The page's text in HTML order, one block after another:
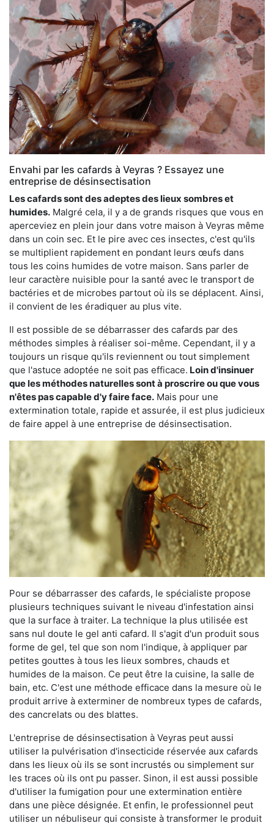
Envahi par les cafards à Veyras ? Essayez une
entreprise de désinsectisation
Les cafards sont des adeptes des lieux sombres et
humides. Malgré cela, il y a de grands risques que vous en
aperceviez en plein jour dans votre maison à Veyras même
dans un coin sec. Et le pire avec ces insectes, c'est qu'ils
se multiplient rapidement en pondant leurs œufs dans
tous les coins humides de votre maison. Sans parler de
leur caractère nuisible pour la santé avec le transport de
bactéries et de microbes partout où ils se déplacent. Ainsi,
il convient de les éradiquer au plus vite.
Il est possible de se débarrasser des cafards par des
méthodes simples à réaliser soi-même. Cependant, il y a
toujours un risque qu'ils reviennent ou tout simplement
que l'astuce adoptée ne soit pas efficace. Loin d'insinuer
que les méthodes naturelles sont à proscrire ou que vous
n'êtes pas capable d'y faire face. Mais pour une
extermination totale, rapide et assurée, il est plus judicieux
de faire appel à une entreprise de désinsectisation.
Pour se débarrasser des cafards, le spécialiste propose
plusieurs techniques suivant le niveau d'infestation ainsi
que la surface à traiter. La technique la plus utilisée est
sans nul doute le gel anti cafard. Il s'agit d'un produit sous
forme de gel, tel que son nom l'indique, à appliquer par
petites gouttes à tous les lieux sombres, chauds et
humides de la maison. Ce peut être la cuisine, la salle de
bain, etc. C'est une méthode efficace dans la mesure où le
produit arrive à exterminer de nombreux types de cafards,
des cancrelats ou des blattes.
L'entreprise de désinsectisation à Veyras peut aussi
utiliser la pulvérisation d'insecticide réservée aux cafards
dans les lieux où ils se sont incrustés ou simplement sur
les traces où ils ont pu passer. Sinon, il est aussi possible
d'utiliser la fumigation pour une extermination entière
dans une pièce désignée. Et enfin, le professionnel peut
utiliser un nébuliseur qui consiste à transformer le produit